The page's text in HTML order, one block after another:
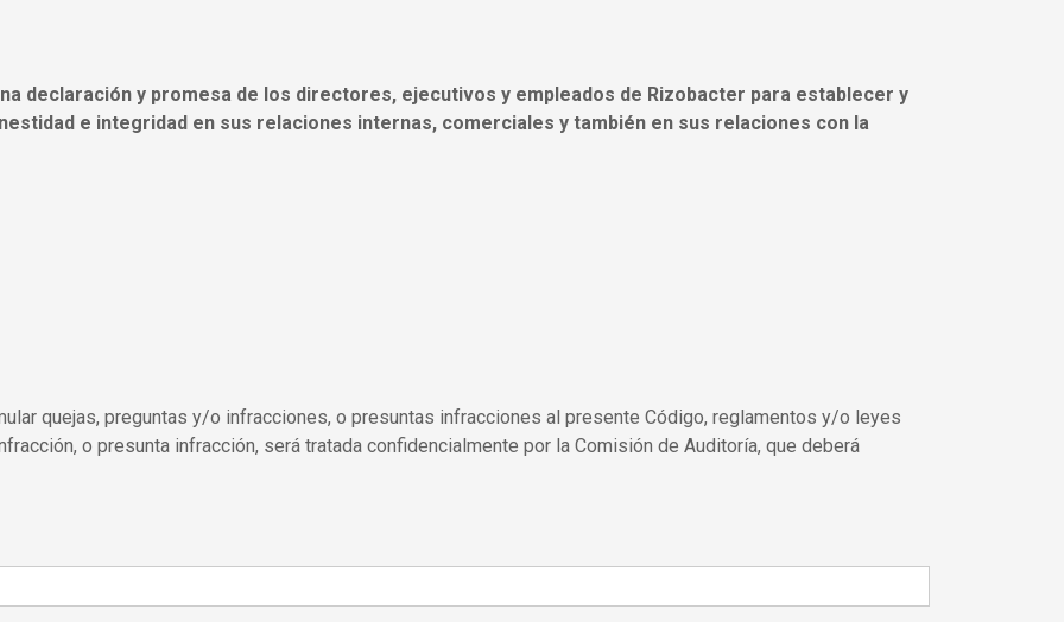
declaración y promesa de los directores, ejecutivos y empleados de Rizobacter para establecer y
e integridad en sus relaciones internas, comerciales y también en sus relaciones con la
quejas, preguntas y/o infracciones, o presuntas infracciones al presente Código, reglamentos y/o leyes
o presunta infracción, será tratada confidencialmente por la Comisión de Auditoría, que deberá